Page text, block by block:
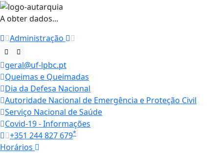
A obter dados...
Administração
geral@uf-lpbc.pt
Queimas e Queimadas
Dia da Defesa Nacional
Autoridade Nacional de Emergência e Proteção Civil
Serviço Nacional de Saúde
Covid-19 - Informações
+351 244 827 679*
Horários